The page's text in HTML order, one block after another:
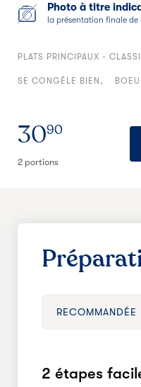
Photo à titre
la présentation finale de
PLATS PRINCIPAUX -
SE CONGÈLE BIEN
3090
2 portions
RECOMMANDÉE
RAPIDE
2 étapes